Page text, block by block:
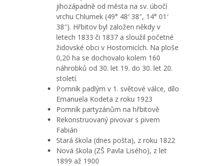
jihozápadně od města na sv. úbočí
vrchu Chlumek (49° 48′ 38″, 14° 01′
38″). Hřbitov byl založen někdy v
letech 1833 či 1837 a sloužil početné
židovské obci v Hostomicích. Na ploše
0,20 ha se dochovalo kolem 160
náhrobků od 30. let 19. do 30. let 20.
století.
Pomník padlým v 1. světové válce, dílo
Emanuela Kodeta z roku 1923
Pomník partyzánům na hřbitově
Rekonstruovaný pivovar s pivem
Fabián
Stará škola (dnes pošta), z roku 1822
Nová škola (ZŠ Pavla Lisého), z let
1899 až 1900